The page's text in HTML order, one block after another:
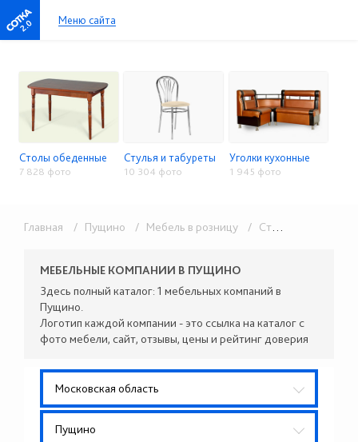
2.0 Меню сайта
Столы обеденные
7 828 фото
Стулья и табуреты
10 304 фото
Уголки кухонные
1 945 фото
Главная / Пущино / Мебель в розницу / Столы, стулья, кухонные уголки
МЕБЕЛЬНЫЕ КОМПАНИИ В ПУЩИНО
Здесь полный каталог: 1 мебельных компаний в
Пущино.
Логотип каждой компании - это ссылка на каталог с
фото мебели, сайт, отзывы, цены и рейтинг доверия
Московская область
Пущино